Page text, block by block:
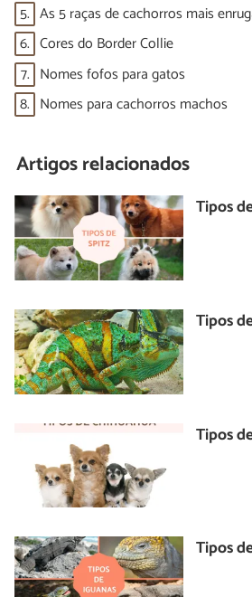
5. As 5 raças de cachorros mais
6. Cores do Border Collie
7. Nomes fofos para gatos
8. Nomes para cachorros machos
Artigos relacionados
Tipos
Tipos
Tipos
Tipos